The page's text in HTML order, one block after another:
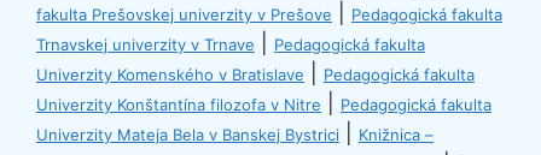
fakulta Prešovskej univerzity v Prešove
Pedagogická fakulta
Trnavskej univerzity v Trnave
Pedagogická fakulta
Univerzity Komenského v Bratislave
Pedagogická fakulta
Univerzity Konštantína filozofa v Nitre
Pedagogická fakulta
Univerzity Mateja Bela v Banskej Bystrici
Knižnica –